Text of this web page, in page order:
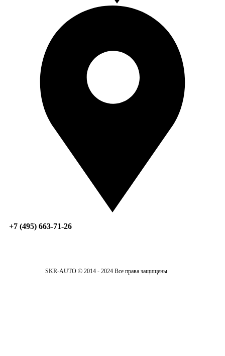
+7 (495) 663-71-26
SKR-AUTO © 2014 - 2024 Все права защищены